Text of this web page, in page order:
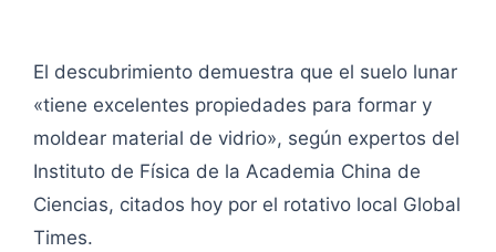
El descubrimiento demuestra que el suelo lunar
«tiene excelentes propiedades para formar y
moldear material de vidrio», según expertos del
Instituto de Física de la Academia China de
Ciencias, citados hoy por el rotativo local Global
Times.